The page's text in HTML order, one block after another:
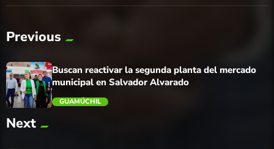
Previous
Buscan reactivar la segunda planta del mercado
municipal en Salvador Alvarado
GUAMÚCHIL
Next